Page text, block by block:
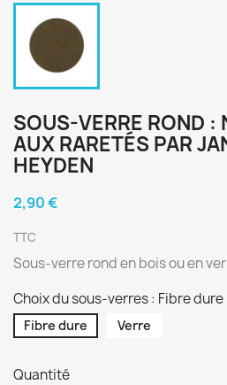
SOUS-VERRE ROND :
AUX RARETÉS PAR
HEYDEN
2,90 €
TTC
Sous-verre rond en bois ou en
Choix du sous-verres : Fibre dure
Fibre dure Verre
Quantité